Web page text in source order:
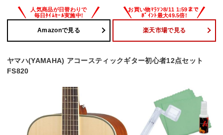
Amazonで見る 楽天市場で見る
ヤマハ(YAMAHA) アコースティックギター初心者12点セット
FS820